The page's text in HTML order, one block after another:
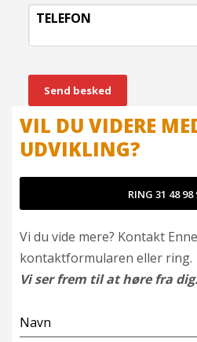
TELEFON
Send besked
VIL DU VIDERE
UDVIKLING?
RING 31 48 98
Vi du vide mere? Kontakt
kontaktformularen eller ring.
Vi ser frem til at høre fra dig.
Navn